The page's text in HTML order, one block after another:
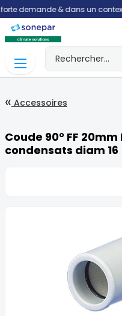
& dans un contexte
Accessoires
Coude 90° FF
condensats diam 16